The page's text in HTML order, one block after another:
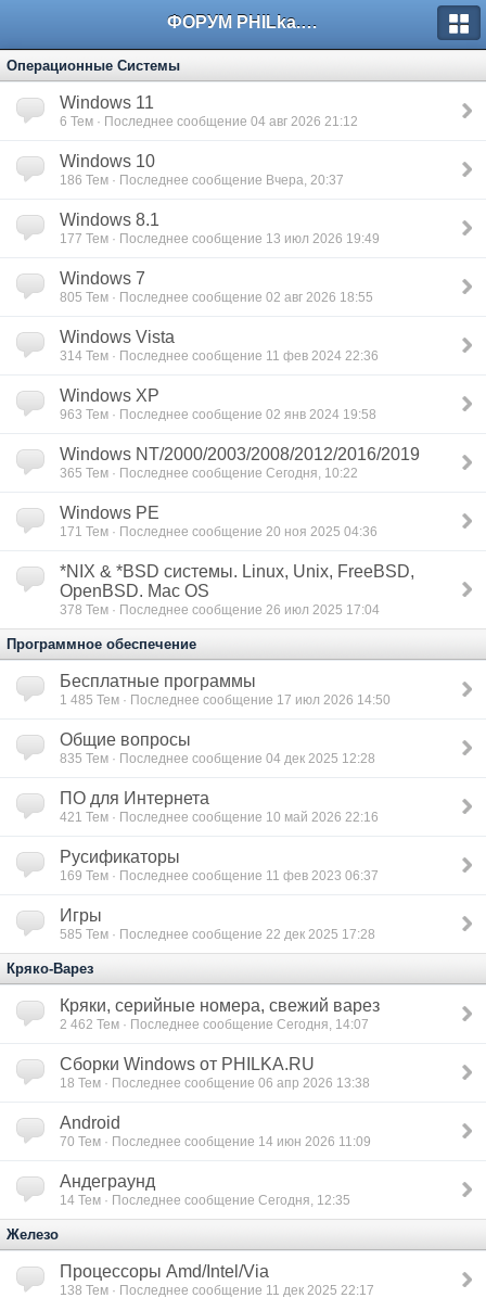
ФОРУМ PHILka.RU
Операционные Системы
Windows 11
6 Тем · Последнее сообщение 04 авг 2026 21:12
Windows 10
186 Тем · Последнее сообщение Вчера, 20:37
Windows 8.1
177 Тем · Последнее сообщение 13 июл 2026 19:49
Windows 7
805 Тем · Последнее сообщение 02 авг 2026 18:55
Windows Vista
314 Тем · Последнее сообщение 11 фев 2024 22:36
Windows XP
963 Тем · Последнее сообщение 02 янв 2024 19:58
Windows NT/2000/2003/2008/2012/2016/2019
365 Тем · Последнее сообщение Сегодня, 10:22
Windows PE
171 Тем · Последнее сообщение 20 ноя 2025 04:36
*NIX & *BSD сиcтемы. Linux, Unix, FreeBSD,
OpenBSD. Mac OS
378 Тем · Последнее сообщение 26 июл 2025 17:04
Программное обеспечение
Бесплатные программы
1 485 Тем · Последнее сообщение 17 июл 2026 14:50
Общие вопросы
835 Тем · Последнее сообщение 04 дек 2025 12:28
ПО для Интернета
421 Тем · Последнее сообщение 10 май 2026 22:16
Русификаторы
169 Тем · Последнее сообщение 11 фев 2023 06:37
Игры
585 Тем · Последнее сообщение 22 дек 2025 17:28
Кряко-Варез
Кряки, серийные номера, свежий варез
2 462 Тем · Последнее сообщение Сегодня, 14:07
Сборки Windows от PHILKA.RU
18 Тем · Последнее сообщение 06 апр 2026 13:38
Android
70 Тем · Последнее сообщение 14 июн 2026 11:09
Андеграунд
14 Тем · Последнее сообщение Сегодня, 12:35
Железо
Процессоры Amd/Intel/Via
138 Тем · Последнее сообщение 11 дек 2025 22:17